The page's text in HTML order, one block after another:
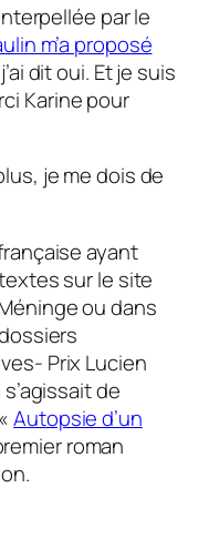
par le
m’a proposé
dit oui. Et je suis
Karine pour
je me dois de
ayant
sur le site
ou dans
Prix Lucien
de
Autopsie d’un
roman